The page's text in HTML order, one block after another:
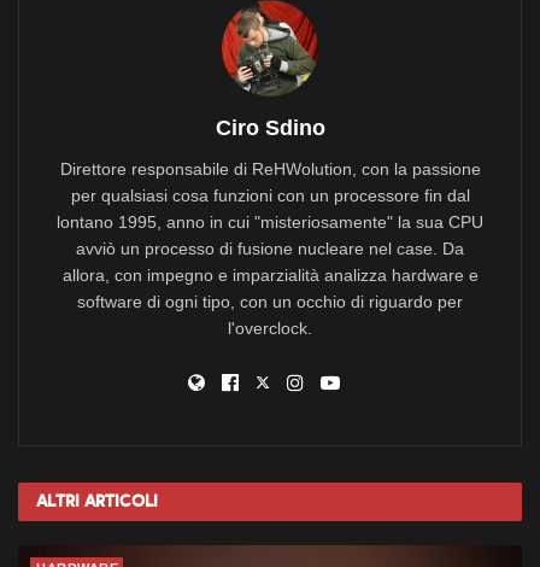
Ciro Sdino
Direttore responsabile di ReHWolution, con la passione
per qualsiasi cosa funzioni con un processore fin dal
lontano 1995, anno in cui "misteriosamente" la sua CPU
avviò un processo di fusione nucleare nel case. Da
allora, con impegno e imparzialità analizza hardware e
software di ogni tipo, con un occhio di riguardo per
l'overclock.
Altri Articoli